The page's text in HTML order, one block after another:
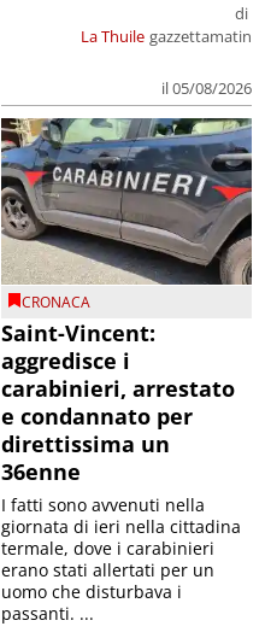
La Thuile
di
gazzettamatin
il 05/08/2026
CRONACA
Saint-Vincent:
aggredisce i
carabinieri, arrestato
e condannato per
direttissima un
36enne
I fatti sono avvenuti nella
giornata di ieri nella cittadina
termale, dove i carabinieri
erano stati allertati per un
uomo che disturbava i
passanti. ...